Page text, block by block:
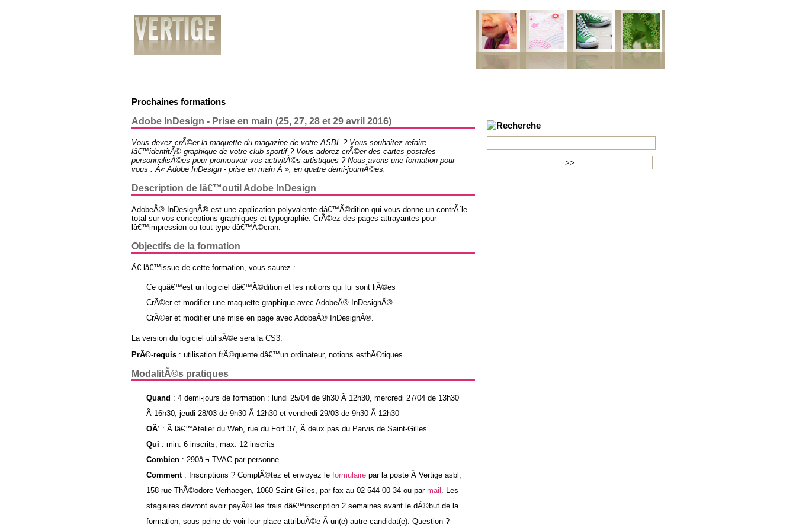
Prochaines formations
Adobe InDesign - Prise en main (25, 27, 28 et 29 avril 2016)
Vous devez crÃ©er la maquette du magazine de votre ASBL ? Vous souhaitez refaire
lâ€™identitÃ© graphique de votre club sportif ? Vous adorez crÃ©er des cartes postales
personnalisÃ©es pour promouvoir vos activitÃ©s artistiques ? Nous avons une formation pour
vous : Â« Adobe InDesign - prise en main Â », en quatre demi-journÃ©es.
Description de lâ€™outil Adobe InDesign
AdobeÂ® InDesignÂ® est une application polyvalente dâ€™Ã©dition qui vous donne un contrÃ´le
total sur vos conceptions graphiques et typographie. CrÃ©ez des pages attrayantes pour
lâ€™impression ou tout type dâ€™Ã©cran.
Objectifs de la formation
Ã€ lâ€™issue de cette formation, vous saurez :
Ce quâ€™est un logiciel dâ€™Ã©dition et les notions qui lui sont liÃ©es
CrÃ©er et modifier une maquette graphique avec AdobeÂ® InDesignÂ®
CrÃ©er et modifier une mise en page avec AdobeÂ® InDesignÂ®.
La version du logiciel utilisÃ©e sera la CS3.
PrÃ©-requis : utilisation frÃ©quente dâ€™un ordinateur, notions esthÃ©tiques.
ModalitÃ©s pratiques
Quand : 4 demi-jours de formation : lundi 25/04 de 9h30 Ã 12h30, mercredi 27/04 de 13h30
Ã 16h30, jeudi 28/03 de 9h30 Ã 12h30 et vendredi 29/03 de 9h30 Ã 12h30
OÃ¹ : Ã lâ€™Atelier du Web, rue du Fort 37, Ã deux pas du Parvis de Saint-Gilles
Qui : min. 6 inscrits, max. 12 inscrits
Combien : 290â‚¬ TVAC par personne
Comment: Inscriptions ? ComplÃ©tez et envoyez le formulaire par la poste Ã Vertige asbl,
158 rue ThÃ©odore Verhaegen, 1060 Saint Gilles, par fax au 02 544 00 34 ou par mail . Les
stagiaires devront avoir payÃ© les frais dâ€™inscription 2 semaines avant le dÃ©but de la
formation, sous peine de voir leur place attribuÃ©e Ã un(e) autre candidat(e). Question ?